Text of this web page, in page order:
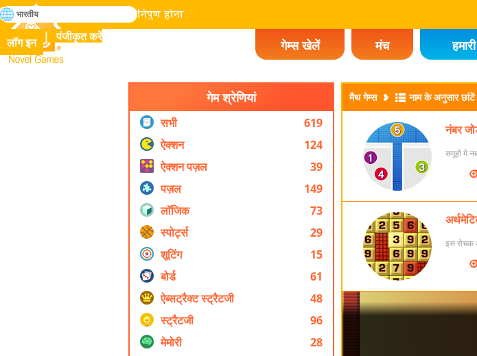
Novel Games
मानव इतिहास में सभी गेम में निपुण होना
खोजे
गेम्स खेलें मंच
लॉग इन पंजीकृत करें
भारतीय
गेम श्रेणियां
सभी
619
ऐक्शन
124
ऐक्शन पज़ल
39
पज़ल
149
लॉजिक
73
स्पोर्ट्स
29
शूटिंग
15
बोर्ड
61
ऐब्सट्रैक्ट स्ट्रैटजी
48
स्ट्रैटजी
96
मेमोरी
28
मैथ गेम्स नाम के अनुसार छांटें
नंबर
समूहों में
इस रोचक